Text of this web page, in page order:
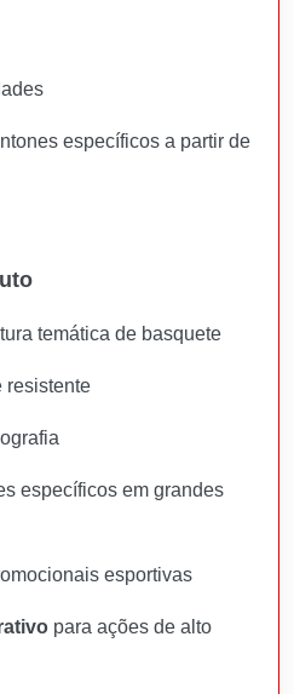
específicos a partir de
temática de basquete
resistente
específicos em grandes
esportivas
para ações de alto